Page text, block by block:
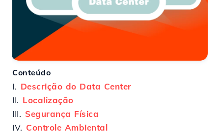
Conteúdo
I. Descrição do Data Center
II. Localização
III. Segurança Física
IV. Controle Ambiental